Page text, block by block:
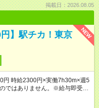
掲載日：2026.08.05
NEW
】駅チカ！東京
時給2300円×実働7h30m×週5
ではありません。※給与即受取